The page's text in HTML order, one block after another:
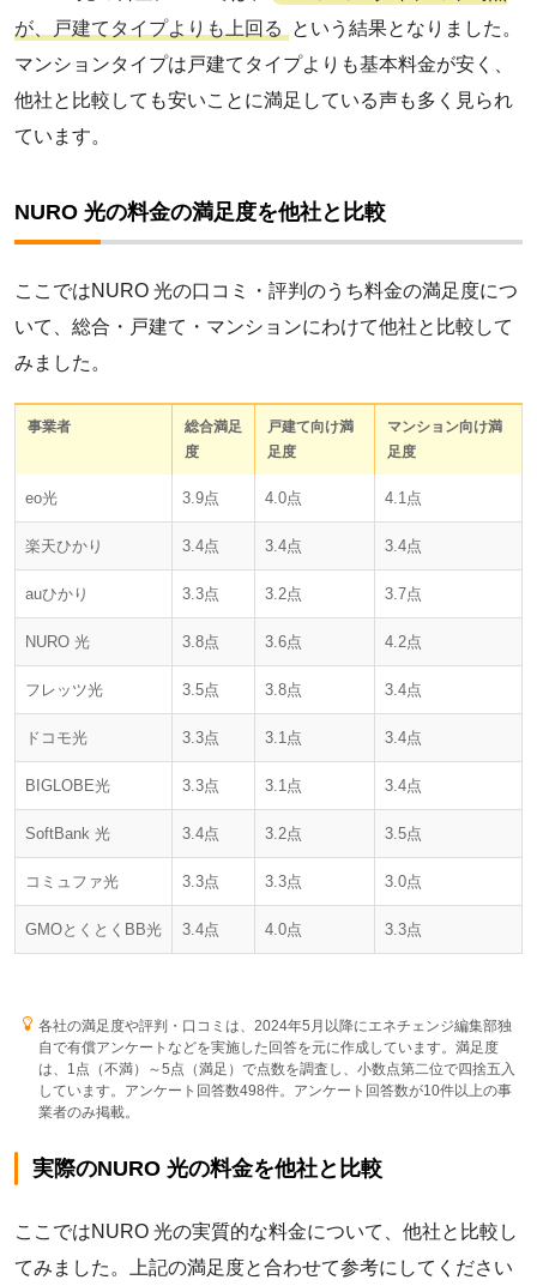
5点 11名
4点 9名
1点 2名
人数
5点 11名
4点
2点 1名
1点 1名
が、戸建てタイプよりも上回る
という結果となりました。
マンションタイプは戸建てタイプよりも基本料金が安く、
他社と比較しても安いことに満足している声も多く見られ
ています。
NURO 光の料金の満足度を他社と比較
ここではNURO 光の口コミ・評判のうち料金の満足度につ
いて、総合・戸建て・マンションにわけて他社と比較して
みました。
事業者
総合満足
度
戸建て向け満
足度
マンション向け満
足度
eo光 3.9点 4.0点 4.1点
楽天ひかり 3.4点 3.4点 3.4点
auひかり 3.3点 3.2点 3.7点
NURO 光 3.8点 3.6点 4.2点
フレッツ光 3.5点 3.8点 3.4点
ドコモ光 3.3点 3.1点 3.4点
BIGLOBE光 3.3点 3.1点 3.4点
SoftBank 光 3.4点 3.2点 3.5点
コミュファ光 3.3点 3.3点 3.0点
GMOとくとくBB光 3.4点 4.0点 3.3点
各社の満足度や評判・口コミは、2024年5月以降にエネチェンジ編集部独
自で有償アンケートなどを実施した回答を元に作成しています。満足度
は、1点（不満）～5点（満足）で点数を調査し、小数点第二位で四捨五入
しています。アンケート回答数498件。アンケート回答数が10件以上の事
業者のみ掲載。
実際のNURO 光の料金を他社と比較
ここではNURO 光の実質的な料金について、他社と比較し
てみました。上記の満足度と合わせて参考にしてください